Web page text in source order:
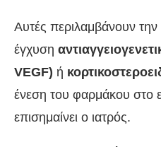
Αυτές περιλαμβάνουν την
έγχυση
VEGF) ή
ένεση του φαρμάκου στο
επισημαίνει ο ιατρός.